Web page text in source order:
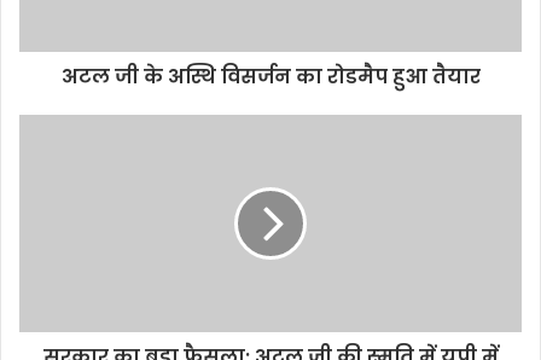
अटल जी के अस्थि विसर्जन का रोडमैप हुआ तैयार